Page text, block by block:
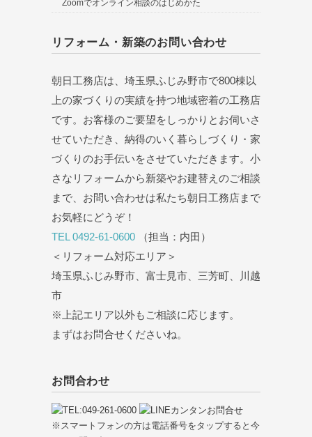
Zoomでオンライン相談のはじめかた
リフォーム・新築のお問い合わせ
朝日工務店は、埼玉県ふじみ野市で800棟以
上の家づくりの実績を持つ地域密着の工務店
です。お客様のご要望をしっかりとお伺いさ
せていただき、納得のいく暮らしづくり・家
づくりのお手伝いをさせていただきます。小
さなリフォームから新築やお建替えのご相談
まで、お問い合わせは私たち朝日工務店まで
お気軽にどうぞ！
TEL 0492-61-0600 （担当：内田）
＜リフォーム対応エリア＞
埼玉県ふじみ野市、富士見市、三芳町、川越
市
※上記エリア以外もご相談に応じます。
まずはお問合せくださいね。
お問合わせ
※スマートフォンの方は電話番号をタップすると今